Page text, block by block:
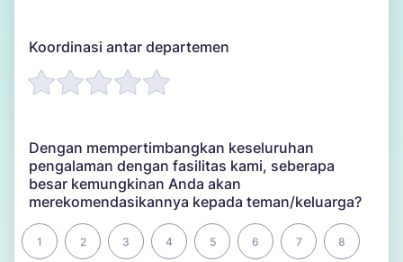
Koordinasi antar departemen
Dengan mempertimbangkan keseluruhan
pengalaman dengan fasilitas kami, seberapa
besar kemungkinan Anda akan
merekomendasikannya kepada teman/keluarga?
1 2 3 4 5 6 7 8
1 is Tidak mungkin, 10 is Sangat mungkin